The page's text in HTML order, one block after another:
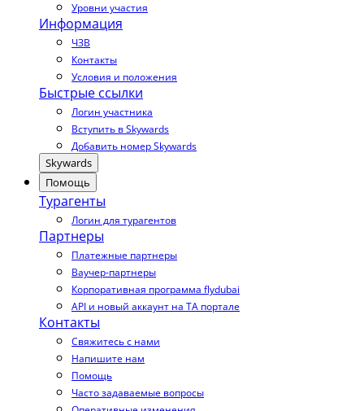
Уровни участия
Информация
ЧЗВ
Контакты
Условия и положения
Быстрые ссылки
Логин участника
Вступить в Skywards
Добавить номер Skywards
Skywards
Помощь
Турагенты
Логин для турагентов
Партнеры
Платежные партнеры
Ваучер-партнеры
Корпоративная программа flydubai
API и новый аккаунт на TA портале
Контакты
Свяжитесь с нами
Напишите нам
Помощь
Часто задаваемые вопросы